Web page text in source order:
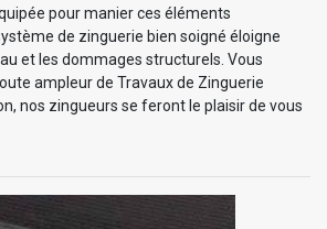
pour manier ces éléments
de zinguerie bien soigné éloigne
et les dommages structurels. Vous
ampleur de Travaux de Zinguerie
nos zingueurs se feront le plaisir de vous